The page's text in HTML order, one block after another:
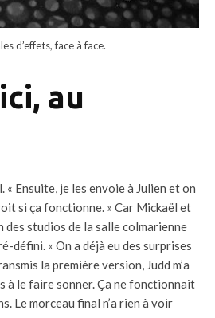
d’effets, face à face.
au
Ensuite, je les envoie à Julien et on
si ça fonctionne. » Car Mickaël et
des studios de la salle colmarienne
défini. « On a déjà eu des surprises
la première version, Judd m’a
à le faire sonner. Ça ne fonctionnait
Le morceau final n’a rien à voir